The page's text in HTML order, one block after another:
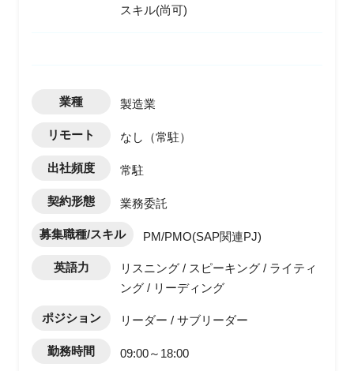
スキル(尚可)
業種 製造業
リモート なし（常駐）
出社頻度 常駐
契約形態 業務委託
募集職種/スキル PM/PMO(SAP関連PJ)
英語力
リスニング / スピーキング / ライティ
ング / リーディング
ポジション リーダー / サブリーダー
勤務時間 09:00～18:00